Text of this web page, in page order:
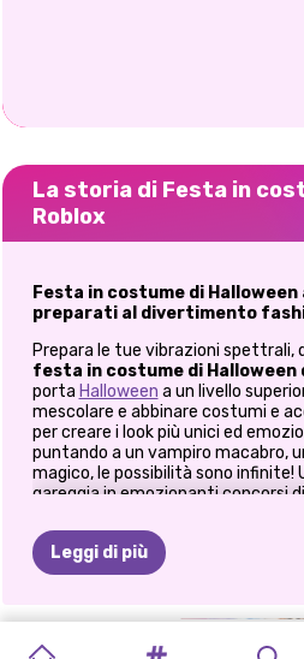
La storia di Festa in
Roblox
Festa in costume di Halloween
preparati al divertimento
Prepara le tue vibrazioni
festa in costume di Halloween
porta Halloween a un livello
mescolare e abbinare costumi e
per creare i look più unici ed
puntando a un vampiro macabro,
magico, le possibilità sono infinite!
gareggia in emozionanti concorsi
sempre.
Crea il look perfetto per
costumi ispirati ad Halloween,
Leggi di più
HALLOWEEN
MODELLI
STILE